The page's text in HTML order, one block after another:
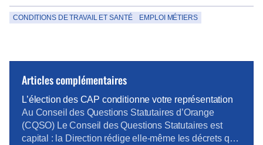
CONDITIONS DE TRAVAIL ET SANTÉ EMPLOI MÉTIERS
Articles complémentaires
L’élection des CAP conditionne votre représentation
Au Conseil des Questions Statutaires d’Orange
(CQSO) Le Conseil des Questions Statutaires est
capital : la Direction rédige elle-même les décrets qui